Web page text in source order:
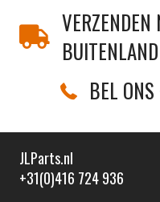
BUITENLAND
BEL
JLParts.nl
+31(0)416 724 936